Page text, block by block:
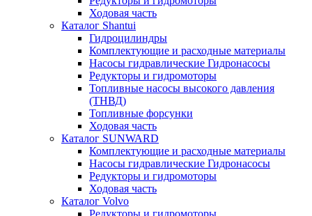
Ходовая часть
Каталог Shantui
Гидроцилиндры
Комплектующие и расходные материалы
Насосы гидравлические Гидронасосы
Редукторы и гидромоторы
Топливные насосы высокого давления
(ТНВД)
Топливные форсунки
Ходовая часть
Каталог SUNWARD
Комплектующие и расходные материалы
Насосы гидравлические Гидронасосы
Редукторы и гидромоторы
Ходовая часть
Каталог Volvo
Редукторы и гидромоторы